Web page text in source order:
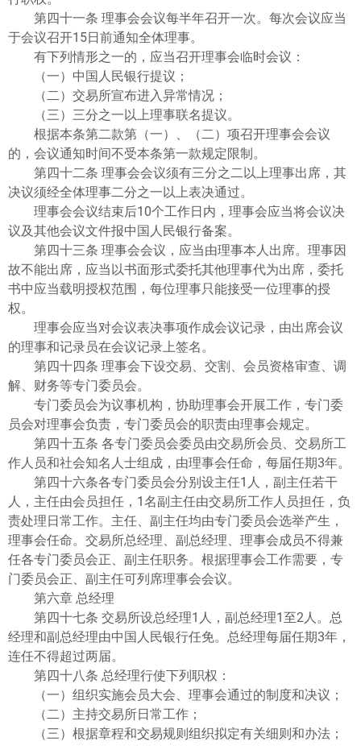
第四十一条 理事会会议每半年召开一次。每次会议应当
于会议召开15日前通知全体理事。
有下列情形之一的，应当召开理事会临时会议：
（一）中国人民银行提议；
（二）交易所宣布进入异常情况；
（三）三分之一以上理事联名提议。
根据本条第二款第（一）、（二）项召开理事会会议
的，会议通知时间不受本条第一款规定限制。
第四十二条 理事会会议须有三分之二以上理事出席，其
决议须经全体理事二分之一以上表决通过。
理事会会议结束后10个工作日内，理事会应当将会议决
议及其他会议文件报中国人民银行备案。
第四十三条 理事会会议，应当由理事本人出席。理事因
故不能出席，应当以书面形式委托其他理事代为出席，委托
书中应当载明授权范围，每位理事只能接受一位理事的授
权。
理事会应当对会议表决事项作成会议记录，由出席会议
的理事和记录员在会议记录上签名。
第四十四条 理事会下设交易、交割、会员资格审查、调
解、财务等专门委员会。
专门委员会为议事机构，协助理事会开展工作，专门委
员会对理事会负责，专门委员会的职责由理事会规定。
第四十五条 各专门委员会委员由交易所会员、交易所工
作人员和社会知名人士组成，由理事会任命，每届任期3年。
第四十六条各专门委员会分别设主任1人，副主任若干
人，主任由会员担任，1名副主任由交易所工作人员担任，负
责处理日常工作。主任、副主任均由专门委员会选举产生，
理事会任命。交易所总经理、副总经理、理事会成员不得兼
任各专门委员会正、副主任职务。根据理事会工作需要，专
门委员会正、副主任可列席理事会会议。
第六章 总经理
第四十七条 交易所设总经理1人，副总经理1至2人。总
经理和副总经理由中国人民银行任免。总经理每届任期3年，
连任不得超过两届。
第四十八条 总经理行使下列职权：
（一）组织实施会员大会、理事会通过的制度和决议；
（二）主持交易所日常工作；
（三）根据章程和交易规则组织拟定有关细则和办法；